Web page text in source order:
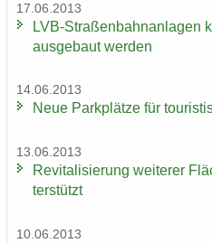
17.06.2013
LVB-​Straßenbahnanlagen
aus­ge­baut wer­den
14.06.2013
Neue Park­plät­ze für
13.06.2013
Re­vi­ta­li­sie­rung wei­te­rer
ter­stützt
10.06.2013